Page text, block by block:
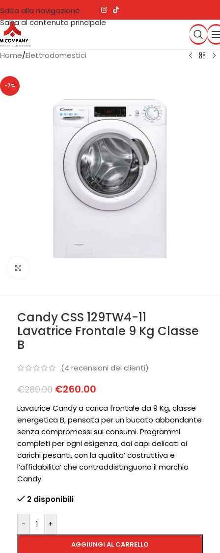
Salta alla navigazione
Salta al contenuto principale
Home/Elettrodomestici
-7%
Candy CSS 129TW4-11
Lavatrice Frontale 9 Kg Classe
B
(4 recensioni dei clienti)
€280.00 €260.00
Lavatrice Candy a carica frontale da 9 Kg, classe
energetica B, pensata per un bucato abbondante
senza compromessi sui consumi. Programmi
completi per ogni esigenza, dai capi delicati ai
carichi pesanti, con la qualita’ costruttiva e
l’affidabilita’ che contraddistinguono il marchio
Candy.
2 disponibili
- +
AGGIUNGI AL CARRELLO